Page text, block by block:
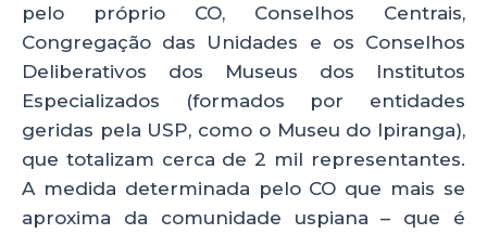
pelo próprio CO, Conselhos Centrais,
Congregação das Unidades e os Conselhos
Deliberativos dos Museus dos Institutos
Especializados (formados por entidades
geridas pela USP, como o Museu do Ipiranga),
que totalizam cerca de 2 mil representantes.
A medida determinada pelo CO que mais se
aproxima da comunidade uspiana – que é